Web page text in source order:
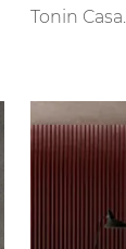
Tonin Casa.